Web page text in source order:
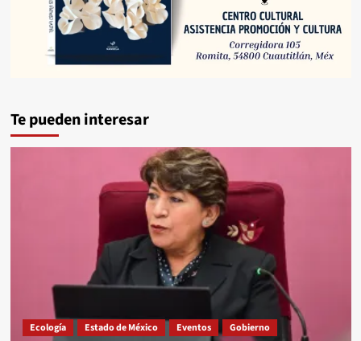
Te pueden interesar
Ecología Estado de México Eventos Gobierno